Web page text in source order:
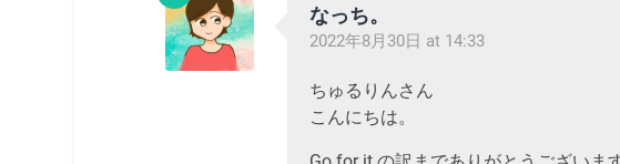
なっち。
2022年8月30日 at 14:33
ちゅるりんさん
こんにちは。